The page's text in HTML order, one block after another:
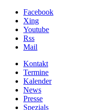
Facebook
Xing
Youtube
Rss
Mail
Kontakt
Termine
Kalender
News
Presse
Spezials